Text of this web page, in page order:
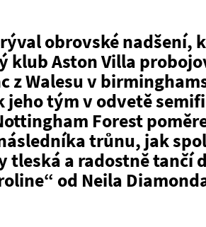
obrovské nadšení,
klub Aston Villa
z Walesu v
jeho tým v odvetě
Forest
trůnu, jak
tleská a radostně tančí
od Neila